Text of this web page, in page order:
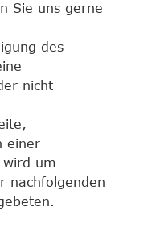
Sie uns gerne
des
nicht
einer
wird um
nachfolgenden